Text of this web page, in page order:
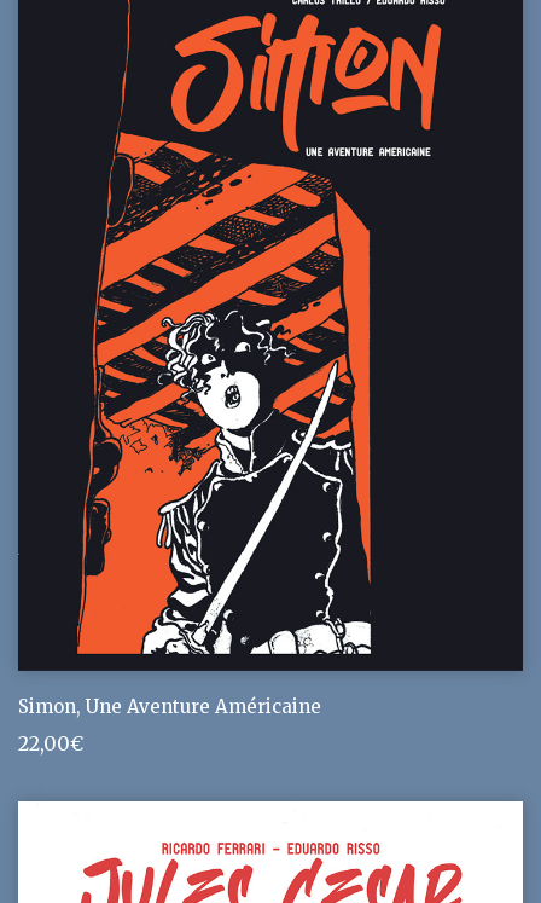
Simon, Une Aventure Américaine
22,00€